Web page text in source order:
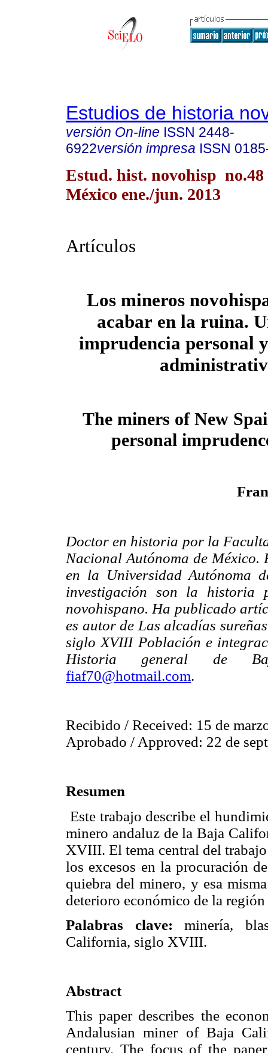
Estudios de historia
versión On-line ISSN 2448-
6922versión impresa ISSN
Estud. hist. novohisp
México ene./jun. 2013
Artículos
Los mineros
acabar en la ruina.
imprudencia personal
The miners of New
personal
Doctor en historia por la
Nacional Autónoma de México.
en la Universidad Autónoma
investigación son la historia
novohispano. Ha publicado
es autor de Las alcadías
siglo XVIII Población e
Historia general de
fiaf70@hotmail.com.
Recibido / Received: 15 de
Aprobado / Approved: 22 de
Resumen
Este trabajo describe el
minero andaluz de la Baja
XVIII. El tema central del
los excesos en la procuración
quiebra del minero, y esa
deterioro económico de la
Palabras clave:minería,
California, siglo XVIII.
Abstract
This paper describes the
Andalusian miner of Baja
century. The focus of the